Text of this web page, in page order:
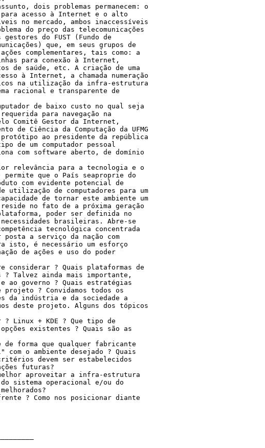
dois problemas permanecem: o
para acesso à Internet e o alto
no mercado, ambos inaccessíveis
do preço das telecomunicações
do FUST (Fundo de
que, em seus grupos de
complementares, tais como: a
para conexão à Internet,
de saúde, etc. A criação de uma
à Internet, a chamada numeração
na utilização da infra-estrutura
racional e transparente de
de baixo custo no qual seja
para navegação na
Comitê Gestor da Internet,
de Ciência da Computação da UFMG
protótipo ao presidente da república
de um computador pessoal
com software aberto, de domínio
relevância para a tecnologia e o
que o País seaproprie do
com evidente potencial de
utilização de computadores para um
de tornar este ambiente um
no fato de a próxima geração
poder ser definida no
brasileiras. Abre-se
tecnológica concentrada
a serviço da nação com
isto, é necessário um esforço
de ações e uso do poder
considerar ? Quais plataformas de
? Talvez ainda mais importante,
ao governo ? Quais estratégias
? Convidamos todos os
da indústria e da sociedade a
deste projeto. Alguns dos tópicos
Linux + KDE ? Que tipo de
existentes ? Quais são as
de forma que qualquer fabricante
com o ambiente desejado ? Quais
devem ser estabelecidos
futuras?
aproveitar a infra-estrutura
do sistema operacional e/ou do
? Como nos posicionar diante